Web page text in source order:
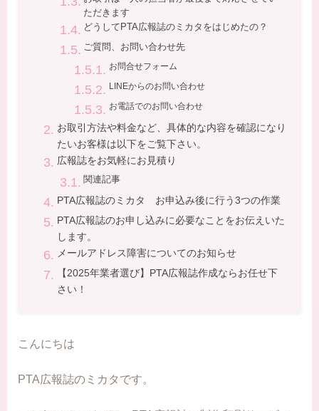
ただきます
どうしてPTA広報誌のミカタをはじめたの？
ご質問、お問い合わせ先
お問合せフォーム
LINEからのお問い合わせ
お電話でのお問い合わせ
お取引方法や料金など、具体的な内容を確認になり
たいお客様は以下をご覧下さい。
広報誌をお気軽にお見積り
関連記事
PTA広報誌のミカタ お申込み後に行う3つの作業
PTA広報誌のお申し込みに必要なことをお伝えいた
します。
メールアドレス障害についてのお知らせ
【2025年業者選び】PTA広報誌作成ならお任せ下
さい！
こんにちは
PTA広報誌のミカタです。